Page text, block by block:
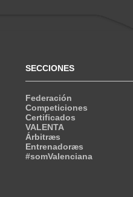
SECCIONES
Federación
Competiciones
Certificados
VALENTA
Árbitræs
Entrenadoræs
#somValenciana